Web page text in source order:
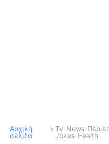
Αρχική
σελίδα
Tv-News-
Jokes-Health